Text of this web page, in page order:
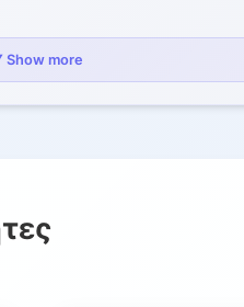
Show more